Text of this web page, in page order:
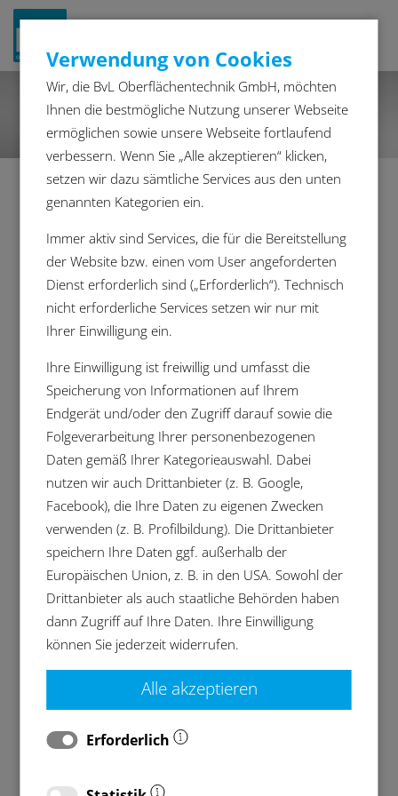
Neukomponenten
Reinigungslösungen für vielfältige
Bauteilformen
Auch im Rahmen der Neuproduktion für
den Schienenverkehr ist es notwendig, die
Bahnteile verschiedenster Größe und
Geometrien von Verschmutzungen
zuverlässig zu befreien. Nur so wird
gewährleistet, dass die Werkstücke für den
weiteren Produktionsschritt oder die
Endmontage in der besten Qualität
bearbeitet werden können.
Verwendung von Cookies
Wir, die BvL Oberflächentechnik GmbH, möchten
Ihnen die bestmögliche Nutzung unserer Webseite
ermöglichen sowie unsere Webseite fortlaufend
verbessern. Wenn Sie „Alle akzeptieren“ klicken,
setzen wir dazu sämtliche Services aus den unten
genannten Kategorien ein.
Immer aktiv sind Services, die für die Bereitstellung
der Website bzw. einen vom User angeforderten
Dienst erforderlich sind („Erforderlich“). Technisch
nicht erforderliche Services setzen wir nur mit
Ihrer Einwilligung ein.
Ihre Einwilligung ist freiwillig und umfasst die
Speicherung von Informationen auf Ihrem
Endgerät und/oder den Zugriff darauf sowie die
Folgeverarbeitung Ihrer personenbezogenen
Daten gemäß Ihrer Kategorieauswahl. Dabei
nutzen wir auch Drittanbieter (z. B. Google,
Facebook), die Ihre Daten zu eigenen Zwecken
verwenden (z. B. Profilbildung). Die Drittanbieter
speichern Ihre Daten ggf. außerhalb der
Europäischen Union, z. B. in den USA. Sowohl der
Drittanbieter als auch staatliche Behörden haben
dann Zugriff auf Ihre Daten. Ihre Einwilligung
können Sie jederzeit widerrufen.
Alle akzeptieren
Erforderlich